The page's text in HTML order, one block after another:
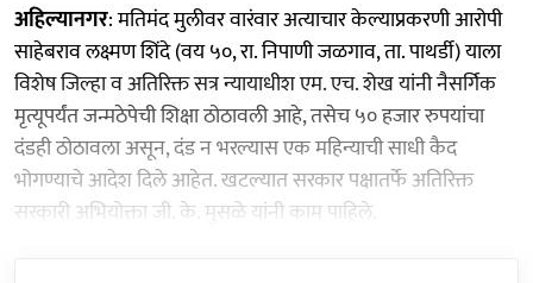
अहिल्यानगर: मतिमंद मुलीवर वारंवार अत्याचार केल्याप्रकरणी आरोपी
साहेबराव लक्ष्मण शिंदे (वय ५०, रा. निपाणी जळगाव, ता. पाथर्डी) याला
विशेष जिल्हा व अतिरिक्त सत्र न्यायाधीश एम. एच. शेख यांनी नैसर्गिक
मृत्यूपर्यंत जन्मठेपेची शिक्षा ठोठावली आहे, तसेच ५० हजार रुपयांचा
दंडही ठोठावला असून, दंड न भरल्यास एक महिन्याची साधी कैद
भोगण्याचे आदेश दिले आहेत. खटल्यात सरकार पक्षातर्फे अतिरिक्त
सरकारी अभियोक्ता जी. के. मुसळे यांनी काम पाहिले.